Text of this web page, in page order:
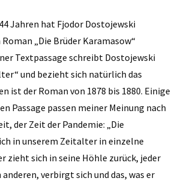
Jahren hat Fjodor Dostojewski
„Die Brüder Karamasow“
Textpassage schreibt Dostojewski
und bezieht sich natürlich das
ist der Roman von 1878 bis 1880. Einige
Passage passen meiner Meinung nach
der Zeit der Pandemie: „Die
in unserem Zeitalter in einzelne
zieht sich in seine Höhle zurück, jeder
verbirgt sich und das, was er